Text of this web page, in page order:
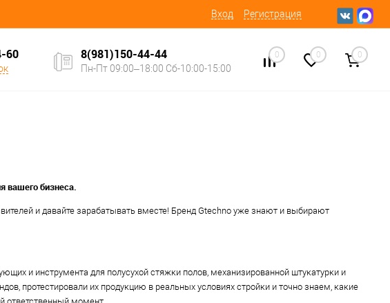
Вход Регистрация
60 8(981)150-44-44
Пн-Пт 09:00–18:00 Сб-10:00-15:00
0 0 0
вашего бизнеса.
и давайте зарабатывать вместе! Бренд Gtechno уже знают и выбирают
и инструмента для полусухой стяжки полов, механизированной штукатурки и
протестировали их продукцию в реальных условиях стройки и точно знаем, какие